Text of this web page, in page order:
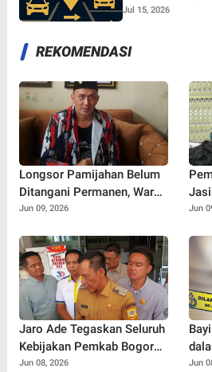
Nonton Bareng!
Jul 15, 2026
REKOMENDASI
Longsor Pamijahan Belum
Ditangani Permanen, Warga
Khawatir Ancaman Longsor
Sukabumi
Jun 09, 2026 Jun
Jaro Ade Tegaskan Seluruh
Kebijakan Pemkab Bogor
Selalu Dikoordinasikan
Jun 08, 2026 Jun